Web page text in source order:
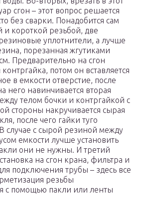
сгон – этот вопрос решается
без сварки. Понадобится сам
и короткой резьбой, две
уплотнители, а лучше
порезанная жгутиками
Предварительно на сгон
потом он вставляется
в емкости отверстие, после
него навинчивается вторая
телом бочки и контргайкой с
стороны накручивается сырая
после чего гайки туго
случае с сырой резиной между
емкости лучше установить
они не нужны. И третий
на сгон крана, фильтра и
подключения трубы – здесь все
резьбы
с помощью пакли или ленты